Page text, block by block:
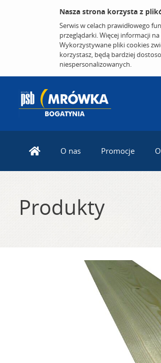
Nasza strona korzysta z
Serwis w celach prawidłowego
przeglądarki. Więcej informacji
Wykorzystywane pliki cookies
korzystasz, będą bardziej
niespersonalizowanych.
O nas Promocje
Produkty